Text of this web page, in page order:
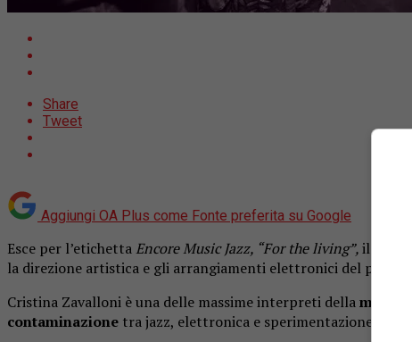
Share
Tweet
Aggiungi OA Plus come Fonte preferita su Google
Esce per l’etichettaEncore Music Jazz, “For the living”,il
la direzione artistica e gli arrangiamenti elettronici del
Cristina Zavalloni è una delle massime interpreti dellamusica
contaminazione tra jazz, elettronica e sperimentazione.